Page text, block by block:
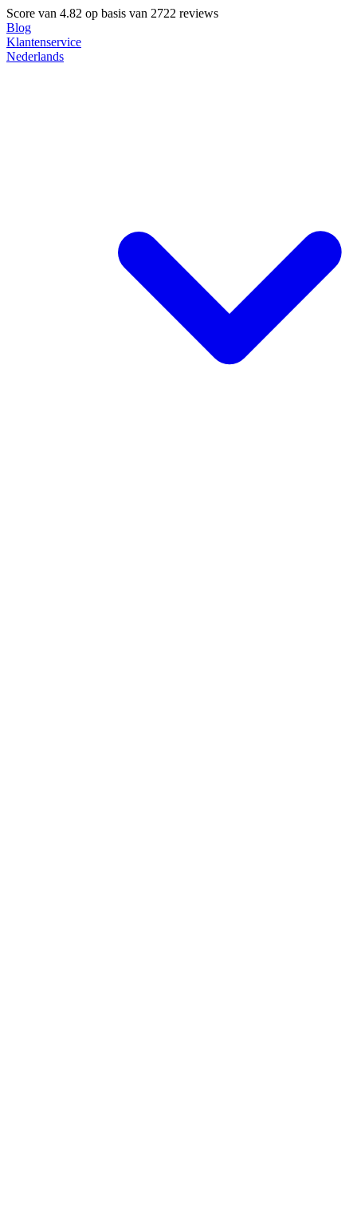
Score van 4.82 op basis van 2722 reviews
Blog
Klantenservice
Nederlands